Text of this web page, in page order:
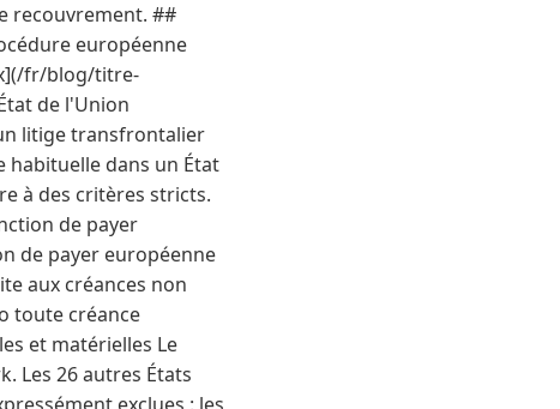
recouvrement. ##
européenne
fr/blog/titre-
de l'Union
litige transfrontalier
habituelle dans un État
à des critères stricts.
de payer
de payer européenne
aux créances non
toute créance
et matérielles Le
Les 26 autres États